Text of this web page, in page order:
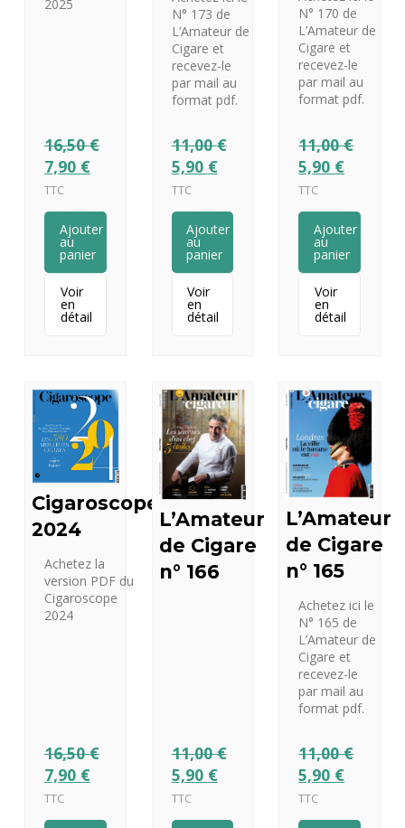
2025
16,50€
7,90 €
TTC
Ajouter
au
panier
Voir
en
détail
N° 173 de
L’Amateur de
Cigare et
recevez-le
par mail au
format pdf.
11,00€
5,90 €
TTC
Ajouter
au
panier
Voir
en
détail
N° 170 de
L’Amateur de
Cigare et
recevez-le
par mail au
format pdf.
11,00€
5,90 €
TTC
Ajouter
au
panier
Voir
en
détail
Cigaroscope
2024
Achetez la
version PDF du
Cigaroscope
2024
16,50€
7,90 €
TTC
L’Amateur
de Cigare
n° 166
11,00€
5,90 €
TTC
L’Amateur
de Cigare
n° 165
Achetez ici le
N° 165 de
L’Amateur de
Cigare et
recevez-le
par mail au
format pdf.
11,00€
5,90 €
TTC